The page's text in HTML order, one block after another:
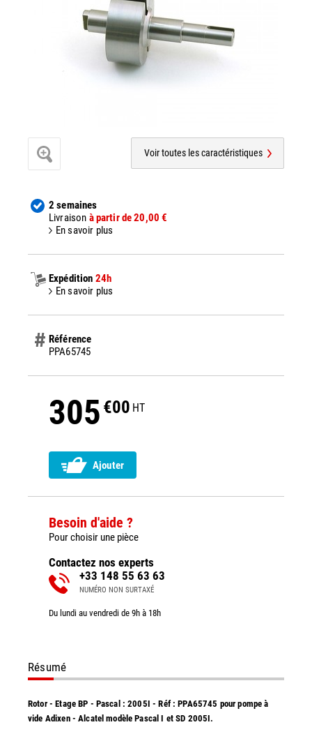
Voir toutes les caractéristiques
2 semaines
Livraison à partir de 20,00 €
En savoir plus
Expédition 24h
En savoir plus
Référence
PPA65745
305 €00 HT
Ajouter
Besoin d'aide ?
Pour choisir une pièce
Contactez nos experts
+33 148 55 63 63
NUMÉRO NON SURTAXÉ
Du lundi au vendredi de 9h à 18h
Résumé
Rotor - Etage BP - Pascal : 2005I - Réf : PPA65745 pour pompe à
vide Adixen - Alcatel modèle Pascal I et SD 2005I.